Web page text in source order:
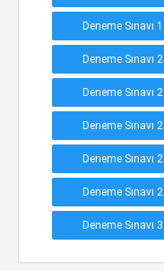
Deneme Sınavı
Deneme Sınavı
Deneme Sınavı
Deneme Sınavı
Deneme Sınavı
Deneme Sınavı
Deneme Sınavı